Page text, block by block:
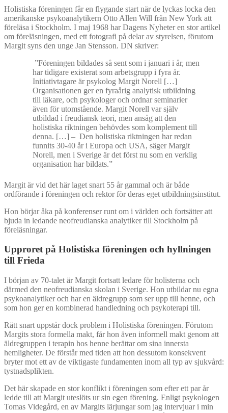
Holistiska föreningen får en flygande start när de lyckas locka den
amerikanske psykoanalytikern Otto Allen Will från New York att
föreläsa i Stockholm. I maj 1968 har Dagens Nyheter en stor artikel
om föreläsningen, med ett fotografi på delar av styrelsen, förutom
Margit syns den unge Jan Stensson. DN skriver:
”Föreningen bildades så sent som i januari i år, men
har tidigare existerat som arbetsgrupp i fyra år.
Initiativtagare är psykolog Margit Norell […]
Organisationen ger en fyraårig analytisk utbildning
till läkare, och psykologer och ordnar seminarier
även för utomstående. Margit Norell var själv
utbildad i freudiansk teori, men ansåg att den
holistiska riktningen behövdes som komplement till
denna. […] – Den holistiska riktningen har redan
funnits 30-40 år i Europa och USA, säger Margit
Norell, men i Sverige är det först nu som en verklig
organisation har bildats.”
Margit är vid det här laget snart 55 år gammal och är både
ordförande i föreningen och rektor för deras eget utbildningsinstitut.
Hon börjar åka på konferenser runt om i världen och fortsätter att
bjuda in ledande neofreudianska analytiker till Stockholm på
föreläsningar.
Upproret på Holistiska föreningen och hyllningen
till Frieda
I början av 70-talet är Margit fortsatt ledare för holisterna och
därmed den neofreudianska skolan i Sverige. Hon utbildar nu egna
psykoanalytiker och har en äldregrupp som ser upp till henne, och
som hon ger en kombinerad handledning och psykoterapi till.
Rätt snart uppstår dock problem i Holistiska föreningen. Förutom
Margits stora formella makt, får hon även informell makt genom att
äldregruppen i terapin hos henne berättar om sina innersta
hemligheter. De förstår med tiden att hon dessutom konsekvent
bryter mot ett av de viktigaste fundamenten inom all typ av sjukvård:
tystnadsplikten.
Det här skapade en stor konflikt i föreningen som efter ett par år
ledde till att Margit uteslöts ur sin egen förening. Enligt psykologen
Tomas Videgård, en av Margits lärjungar som jag intervjuar i min